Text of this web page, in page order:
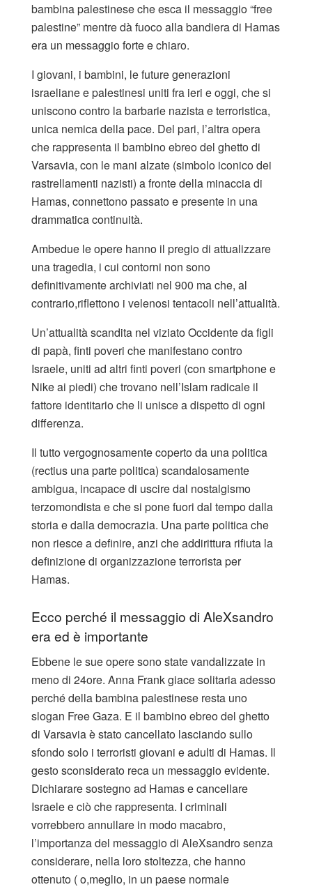
bambina palestinese che esca il messaggio “free
palestine” mentre dà fuoco alla bandiera di Hamas
era un messaggio forte e chiaro.
I giovani, i bambini, le future generazioni
israeliane e palestinesi uniti fra ieri e oggi, che si
uniscono contro la barbarie nazista e terroristica,
unica nemica della pace. Del pari, l’altra opera
che rappresenta il bambino ebreo del ghetto di
Varsavia, con le mani alzate (simbolo iconico dei
rastrellamenti nazisti) a fronte della minaccia di
Hamas, connettono passato e presente in una
drammatica continuità.
Ambedue le opere hanno il pregio di attualizzare
una tragedia, i cui contorni non sono
definitivamente archiviati nel 900 ma che, al
contrario,riflettono i velenosi tentacoli nell’attualità.
Un’attualità scandita nel viziato Occidente da figli
di papà, finti poveri che manifestano contro
Israele, uniti ad altri finti poveri (con smartphone e
Nike ai piedi) che trovano nell’Islam radicale il
fattore identitario che li unisce a dispetto di ogni
differenza.
Il tutto vergognosamente coperto da una politica
(rectius una parte politica) scandalosamente
ambigua, incapace di uscire dal nostalgismo
terzomondista e che si pone fuori dal tempo dalla
storia e dalla democrazia. Una parte politica che
non riesce a definire, anzi che addirittura rifiuta la
definizione di organizzazione terrorista per
Hamas.
Ecco perché il messaggio di AleXsandro
era ed è importante
Ebbene le sue opere sono state vandalizzate in
meno di 24ore. Anna Frank giace solitaria adesso
perché della bambina palestinese resta uno
slogan Free Gaza. E il bambino ebreo del ghetto
di Varsavia è stato cancellato lasciando sullo
sfondo solo i terroristi giovani e adulti di Hamas. Il
gesto sconsiderato reca un messaggio evidente.
Dichiarare sostegno ad Hamas e cancellare
Israele e ciò che rappresenta. I criminali
vorrebbero annullare in modo macabro,
l’importanza del messaggio di AleXsandro senza
considerare, nella loro stoltezza, che hanno
ottenuto ( o,meglio, in un paese normale